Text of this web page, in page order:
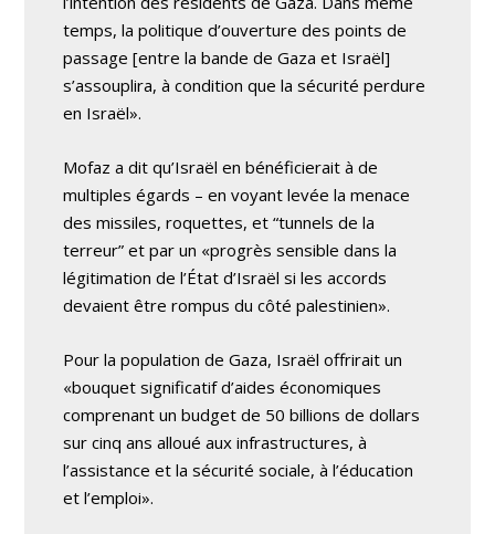
temps, la politique d’ouverture des points de
passage [entre la bande de Gaza et Israël]
s’assouplira, à condition que la sécurité perdure
en Israël».
Mofaz a dit qu’Israël en bénéficierait à de
multiples égards – en voyant levée la menace
des missiles, roquettes, et “tunnels de la
terreur” et par un «progrès sensible dans la
légitimation de l’État d’Israël si les accords
devaient être rompus du côté palestinien».
Pour la population de Gaza, Israël offrirait un
«bouquet significatif d’aides économiques
comprenant un budget de 50 billions de dollars
sur cinq ans alloué aux infrastructures, à
l’assistance et la sécurité sociale, à l’éducation
et l’emploi».